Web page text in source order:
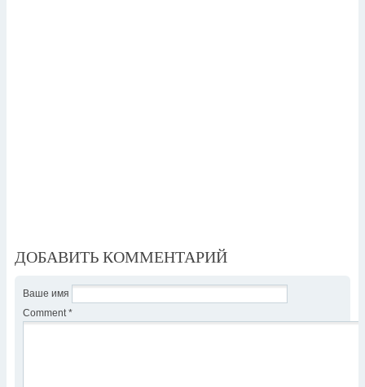
ДОБАВИТЬ КОММЕНТАРИЙ
Ваше имя
Comment *